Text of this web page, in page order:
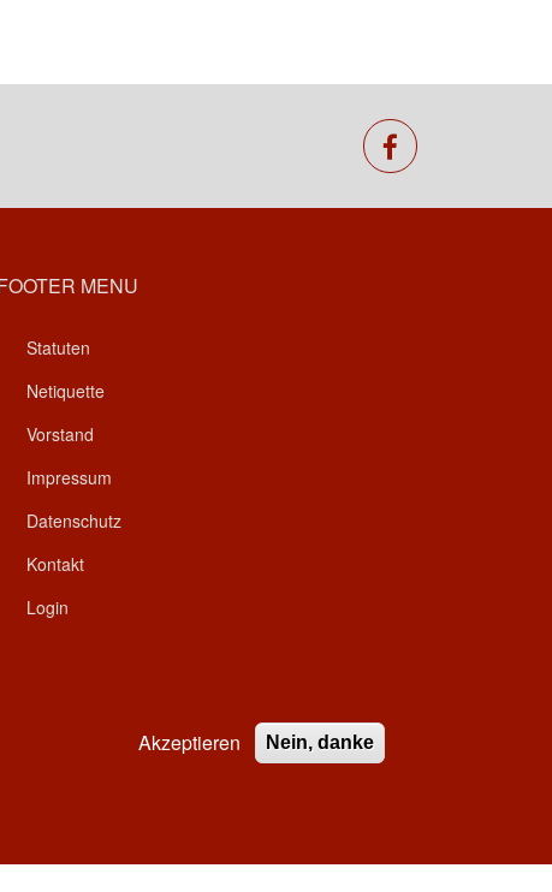
facebook
MENU
Statuten
Netiquette
Vorstand
Impressum
Datenschutz
Kontakt
Login
Akzeptieren Nein, danke